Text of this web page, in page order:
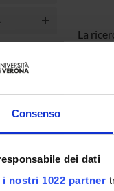
Consenso
dei dati
i nostri 1022 partner
La
ENTI